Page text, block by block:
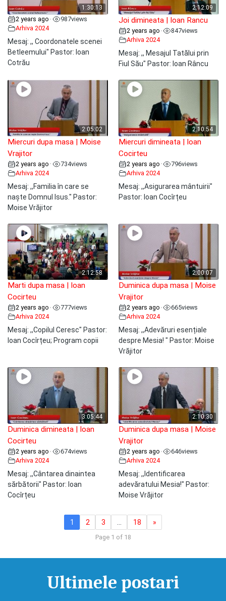
1:30:13
2 years ago • 987views
Arhiva 2024
Mesaj: ,, Coordonatele scenei
Betleemului" Pastor: Ioan
Cotrău
2:12:09
Joi dimineata | Ioan Rancu
2 years ago • 847views
Arhiva 2024
Mesaj: ,, Mesajul Tatălui prin
Fiul Său" Pastor: Ioan Râncu
2:05:02
Miercuri dupa masa | Moise
Vrajitor
2 years ago • 734views
Arhiva 2024
Mesaj: ,,Familia în care se
naște Domnul Isus." Pastor:
Moise Vrăjitor
2:10:54
Miercuri dimineata | Ioan
Cocirteu
2 years ago • 796views
Arhiva 2024
Mesaj: ,,Asigurarea mântuirii"
Pastor: Ioan Cocîrțeu
2:12:58
Marti dupa masa | Ioan
Cocirteu
2 years ago • 777views
Arhiva 2024
Mesaj: ,,Copilul Ceresc" Pastor:
Ioan Cocîrțeu; Program copii
2:00:07
Duminica dupa masa | Moise
Vrajitor
2 years ago • 665views
Arhiva 2024
Mesaj: ,,Adevăruri esențiale
despre Mesia! " Pastor: Moise
Vrăjitor
3:05:44
Duminica dimineata | Ioan
Cocirteu
2 years ago • 674views
Arhiva 2024
Mesaj: ,,Cântarea dinaintea
sărbătorii" Pastor: Ioan
Cocîrțeu
2:10:30
Duminica dupa masa | Moise
Vrajitor
2 years ago • 646views
Arhiva 2024
Mesaj: ,,Identificarea
adevăratului Mesia!" Pastor:
Moise Vrăjitor
1 2 3 18 »
Page 1 of 18
Ultimele postari